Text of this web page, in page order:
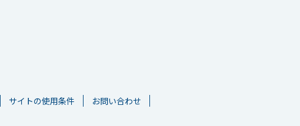
サイトの使用条件 お問い合わせ